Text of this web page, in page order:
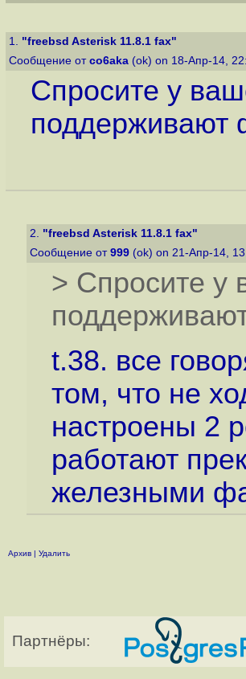
1. "freebsd Asterisk 11.8.1 fax"
Сообщение от co6aka (ok) on 18-Апр-14,
Спросите у
поддерживают
2. "freebsd Asterisk 11.8.1 fax"
Сообщение от 999 (ok) on 21-Апр-14,
> Спросите у
t.38. все
том, что не
настроены 2
работают
железными
Архив | Удалить
Партнёры: